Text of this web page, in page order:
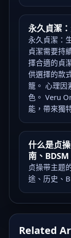
永久貞潔
永久貞潔：
貞潔需要持
擇合適的貞
供選擇的款
籠。 心理因
色。 Veru
能，帶來獨
什么是贞
南、
贞操带主题
途、历史、
Related